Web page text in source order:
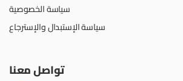
سياسة الخصوصية
سياسة الإستبدال والإسترجاع
تواصل معنا